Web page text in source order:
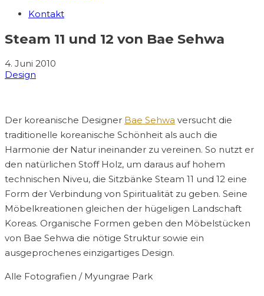
Kontakt
Steam 11 und 12 von Bae Sehwa
4. Juni 2010
Design
Der koreanische Designer Bae Sehwa versucht die
traditionelle koreanische Schönheit als auch die
Harmonie der Natur ineinander zu vereinen. So nutzt er
den natürlichen Stoff Holz, um daraus auf hohem
technischen Niveu, die Sitzbänke Steam 11 und 12 eine
Form der Verbindung von Spiritualität zu geben. Seine
Möbelkreationen gleichen der hügeligen Landschaft
Koreas. Organische Formen geben den Möbelstücken
von Bae Sehwa die nötige Struktur sowie ein
ausgeprochenes einzigartiges Design.
Alle Fotografien / Myungrae Park